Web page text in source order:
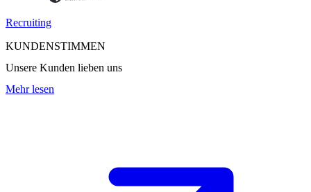
Recruiting
KUNDENSTIMMEN
Unsere Kunden lieben uns
Mehr lesen